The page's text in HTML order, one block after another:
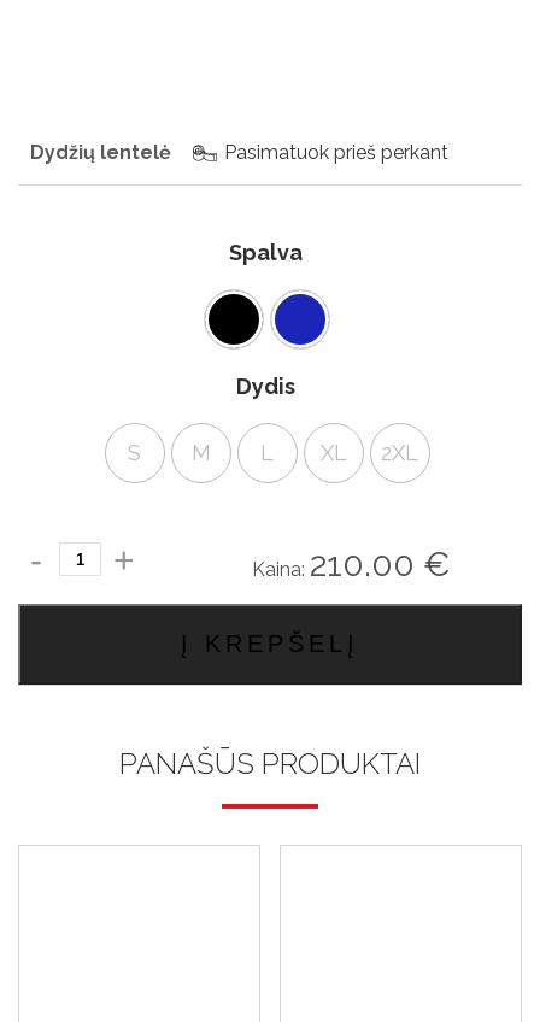
Dydžių lentelė Pasimatuok prieš perkant
Spalva
Dydis
S M L XL 2XL
produkto
kiekis:
Chiago
Kaina: 210.00 €
Į KREPŠELĮ
PANAŠŪS PRODUKTAI